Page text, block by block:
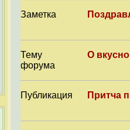
Заметка
Тему
форума
О
Публикация Притча